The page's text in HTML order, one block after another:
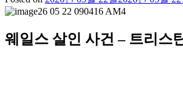
웨일스 살인 사건 – 트리스